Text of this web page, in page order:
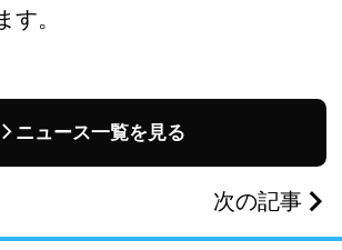
す。
ニュース一覧を見る
次の記事